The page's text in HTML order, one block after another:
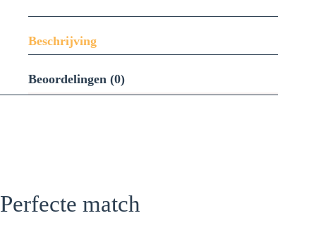
Beschrijving
Beoordelingen (0)
Perfecte match